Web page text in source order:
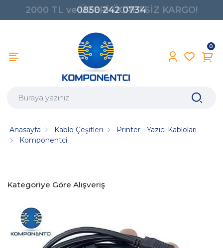
0850 242 0734
0
Anasayfa Kablo Çeşitleri
Printer - Yazıcı Kabloları
Komponentci
Kategoriye Göre Alışveriş